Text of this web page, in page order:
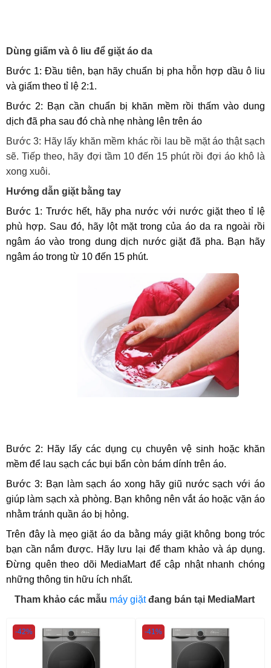
Dùng giấm và ô liu để giặt áo da
Bước 1: Đầu tiên, bạn hãy chuẩn bị pha hỗn hợp dầu ô liu
và giấm theo tỉ lệ 2:1.
Bước 2: Bạn cần chuẩn bị khăn mềm rồi thấm vào dung
dịch đã pha sau đó chà nhẹ nhàng lên trên áo
Bước 3: Hãy lấy khăn mềm khác rồi lau bề mặt áo thật sạch
sẽ. Tiếp theo, hãy đợi tầm 10 đến 15 phút rồi đợi áo khô là
xong xuôi.
Hướng dẫn giặt bằng tay
Bước 1: Trước hết, hãy pha nước với nước giặt theo tỉ lệ
phù hợp. Sau đó, hãy lột mặt trong của áo da ra ngoài rồi
ngâm áo vào trong dung dịch nước giặt đã pha. Bạn hãy
ngâm áo trong từ 10 đến 15 phút.
Bước 2: Hãy lấy các dụng cụ chuyên vệ sinh hoặc khăn
mềm để lau sạch các bụi bẩn còn bám dính trên áo.
Bước 3: Bạn làm sạch áo xong hãy giũ nước sạch với áo
giúp làm sạch xà phòng. Bạn không nên vắt áo hoặc vặn áo
nhằm tránh quần áo bị hỏng.
Trên đây là mẹo giặt áo da bằng máy giặt không bong tróc
bạn cần nắm được. Hãy lưu lại để tham khảo và áp dụng.
Đừng quên theo dõi MediaMart để cập nhật nhanh chóng
những thông tin hữu ích nhất.
Tham khảo các mẫu máy giặtđang bán tại MediaMart
-42% -41%